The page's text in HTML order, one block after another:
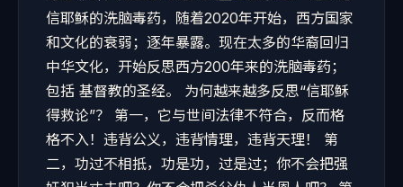
信耶稣的洗脑毒药，随着2020年开始，西方国家
和文化的衰弱；逐年暴露。现在太多的华裔回归
中华文化，开始反思西方200年来的洗脑毒药；
包括 基督教的圣经。 为何越来越多反思“信耶稣
得救论”？ 第一，它与世间法律不符合，反而格
格不入！违背公义，违背情理，违背天理！ 第
二，功过不相抵，功是功，过是过；你不会把强